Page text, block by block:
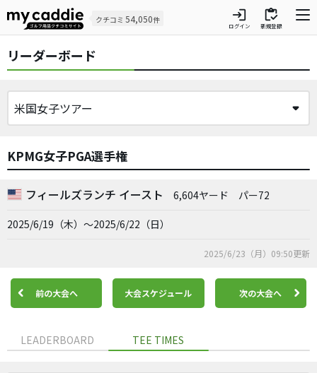
クチコミ 54,050件 login
ログイン
inventory
新規登録
リーダーボード
KPMG女子PGA選手権
フィールズランチ イースト 6,604ヤード パー72
2025/6/19（木）～2025/6/22（日）
2025/6/23（月）09:50更新
前の大会へ 大会スケジュール 次の大会へ
LEADERBOARD TEE TIMES